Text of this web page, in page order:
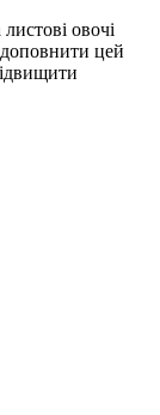
овочі
цей